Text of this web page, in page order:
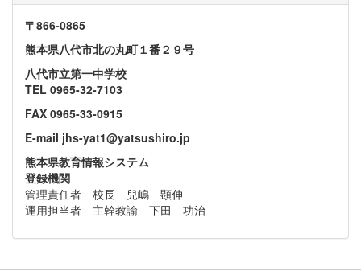
〒866‐0865
熊本県八代市北の丸町１番２９号
八代市立第一中学校
TEL 0965-32-7103
FAX 0965-33-0915
E-mail jhs-yat1@yatsushiro.jp
熊本県教育情報システム
登録機関
管理責任者 校長 兒嶋 顕伸
運用担当者 主幹教諭 下田 功治